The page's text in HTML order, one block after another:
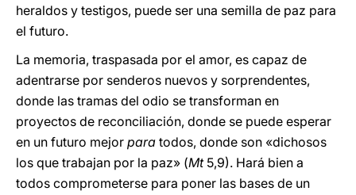
heraldos y testigos, puede ser una semilla de paz para
el futuro.
La memoria, traspasada por el amor, es capaz de
adentrarse por senderos nuevos y sorprendentes,
donde las tramas del odio se transforman en
proyectos de reconciliación, donde se puede esperar
en un futuro mejor para todos, donde son «dichosos
los que trabajan por la paz» (Mt5,9). Hará bien a
todos comprometerse para poner las bases de un